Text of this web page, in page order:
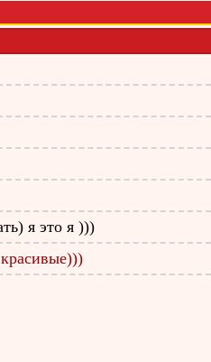
я это я )))